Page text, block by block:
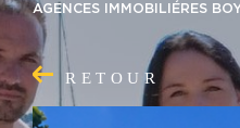
AGENCES IMMOBILIÉRES
RETOUR